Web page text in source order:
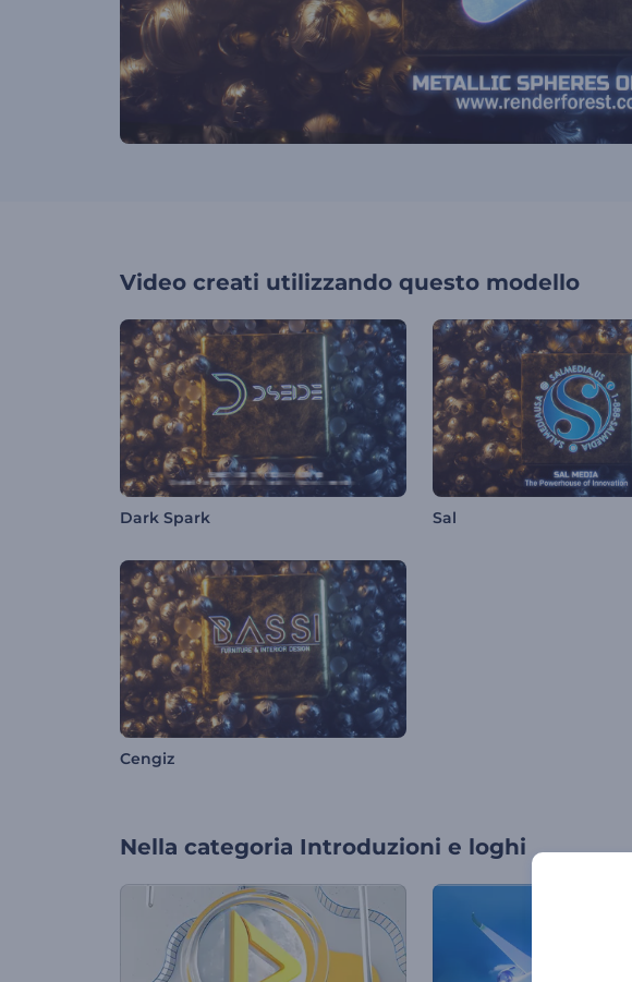
Video creati utilizzando questo modello
Dark Spark Sal
Cengiz
Nella categoria Introduzioni e loghi